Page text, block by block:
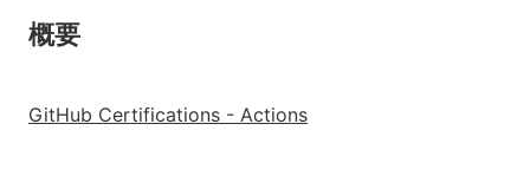
概要
GitHub Certifications - Actions